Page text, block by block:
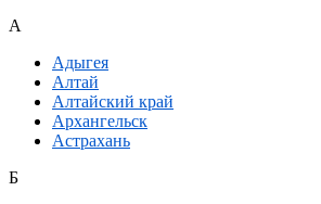
А
Адыгея
Алтай
Алтайский край
Архангельск
Астрахань
Б